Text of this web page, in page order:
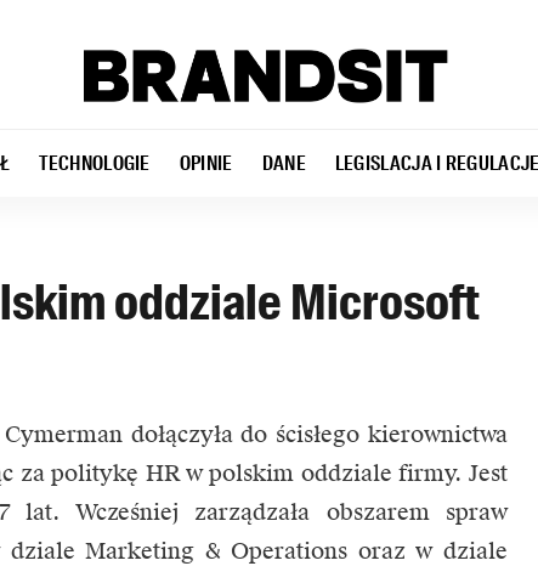
TECHNOLOGIE OPINIE DANE LEGISLACJA I
oddziale Microsoft
dołączyła do ścisłego kierownictwa
za politykę HR w polskim oddziale firmy. Jest
Wcześniej zarządzała obszarem spraw
Marketing & Operations oraz w dziale